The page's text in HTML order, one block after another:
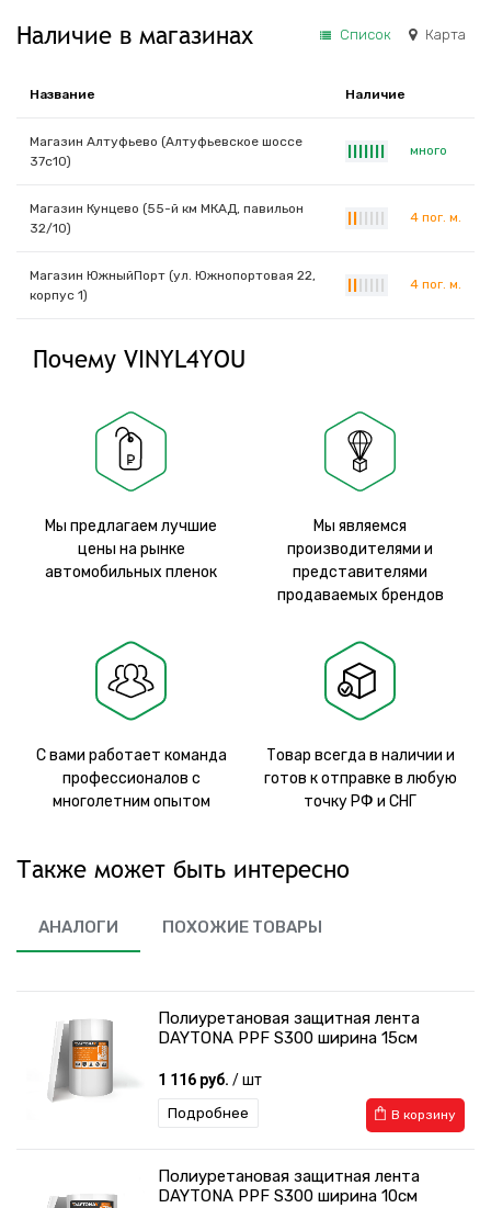
Наличие в магазинах Список Карта
Название Наличие
Магазин Алтуфьево (Алтуфьевское шоссе
37с10)
много
Магазин Кунцево (55-й км МКАД, павильон
32/10)
4 пог. м.
Магазин ЮжныйПорт (ул. Южнопортовая 22,
корпус 1)
4 пог. м.
Почему VINYL4YOU
Мы предлагаем лучшие
цены на рынке
автомобильных пленок
Мы являемся
производителями и
представителями
продаваемых брендов
С вами работает команда
профессионалов с
многолетним опытом
Товар всегда в наличии и
готов к отправке в любую
точку РФ и СНГ
Также может быть интересно
АНАЛОГИ ПОХОЖИЕ ТОВАРЫ
Полиуретановая защитная лента
DAYTONA PPF S300 ширина 15см
1 116 руб. / шт
В корзину
Подробнее
Полиуретановая защитная лента
DAYTONA PPF S300 ширина 10см